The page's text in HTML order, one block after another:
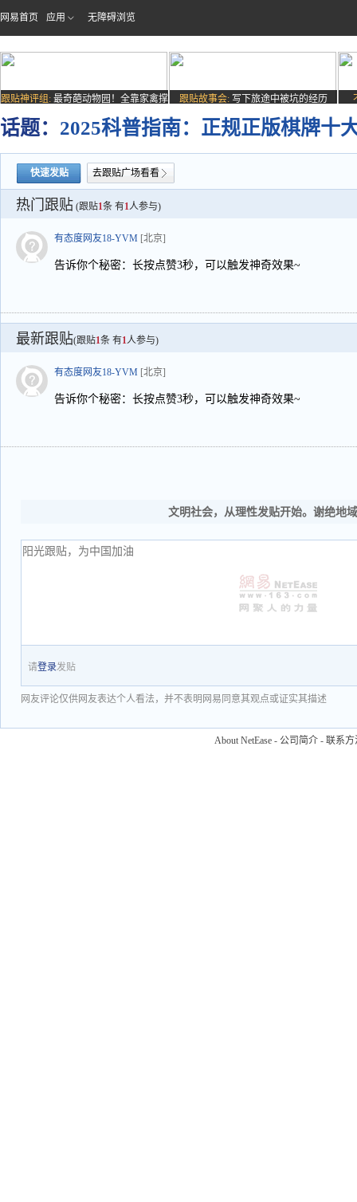
网易首页 应用 无障碍浏览
跟贴神评组: 最奇葩动物园！全靠家禽撑
跟贴故事会: 写下旅途中被坑的经历
话题： 2025科普指南：正规正版棋牌十
快速发贴 去跟贴广场看看
热门跟贴 (跟贴1条 有1人参与)
有态度网友18-YVM [北京]
告诉你个秘密：长按点赞3秒，可以触发神奇效果~
最新跟贴(跟贴1条 有1人参与)
有态度网友18-YVM [北京]
告诉你个秘密：长按点赞3秒，可以触发神奇效果~
文明社会，从理性发贴开始。谢绝地
请登录发贴
网友评论仅供网友表达个人看法，并不表明网易同意其观点或证实其描述
About NetEase - 公司简介 - 联系方